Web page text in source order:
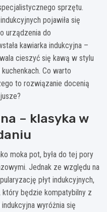
sprzętu.
pojawiła się
urządzenia do
kawiarka indukcyjna –
cieszyć się kawą w stylu
Co warto
to rozwiązanie docenią
– klasyka w
moka pot, była do tej pory
Jednak ze względu na
płyt indukcyjnych,
który będzie kompatybilny z
wyróżnia się